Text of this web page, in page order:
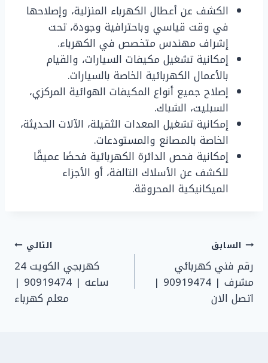
الكشف عن أعطال الكهرباء المنزلية، وإصلاحها
في وقت قياسي وباحترافية وجودة، تحت
إشراف مهندس متخصص في الكهرباء.
إمكانية تشغيل مكيفات السيارات، والقيام
بالأعمال الكهربائية الخاصة بالسيارات.
إصلاح جميع أنواع المكيفات الهوائية المركزي،
السبليت، الشباك.
إمكانية تشغيل المعدات الثقيلة، الآلات الحديثة،
الخاصة بالمصانع والمستودعات.
إمكانية فحص الدائرة الكهربائية فحصًا عميقًا
للكشف عن الأسلاك التالفة، أو الأجزاء
الميكانيكية المحروقة.
تصفّح
المقالات
السابق
رقم فني كهربائي
مشرف | 90919474 |
اتصل الان
التالي
كهربجي الكويت 24
ساعه | 90919474 |
معلم كهرباء